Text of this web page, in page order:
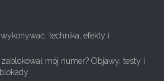
technika, efekty i
mój numer? Objawy, testy i